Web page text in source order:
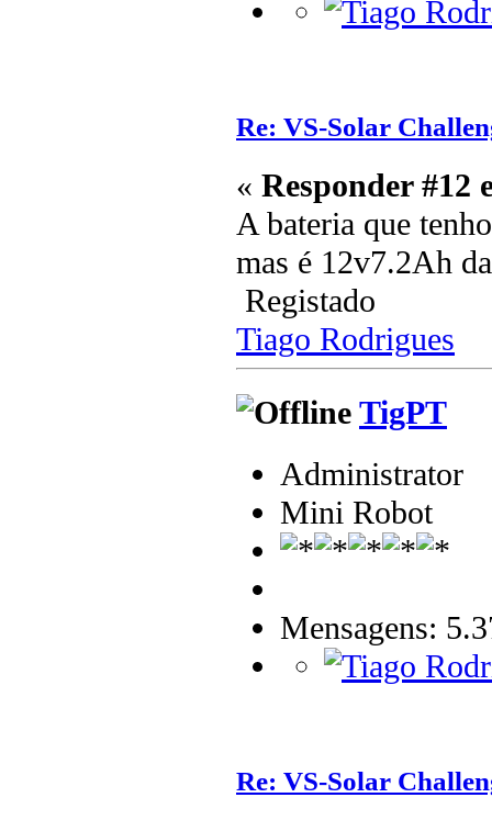
Re: VS-Solar
« Responder #12
A bateria que
mas é 12v7.2Ah
Registado
Tiago Rodrigues
TigPT
Administrator
Mini Robot
Mensagens:
Re: VS-Solar